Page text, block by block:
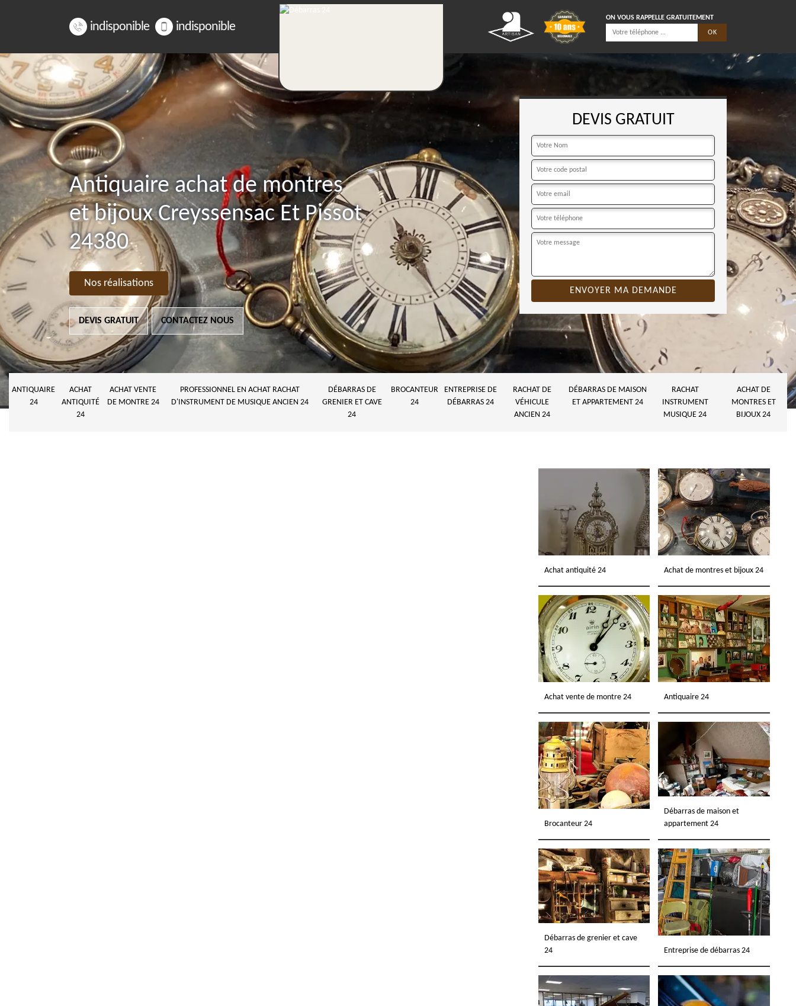
indisponible indisponible
ON VOUS RAPPELLE GRATUITEMENT
Antiquaire achat de montres
et bijoux Creyssensac Et Pissot
24380
Nos réalisations
DEVIS GRATUIT CONTACTEZ NOUS
DEVIS GRATUIT
ANTIQUAIRE
24
ACHAT
ANTIQUITÉ
24
ACHAT VENTE
DE MONTRE 24
PROFESSIONNEL EN ACHAT RACHAT
D'INSTRUMENT DE MUSIQUE ANCIEN 24
DÉBARRAS DE
GRENIER ET CAVE
24
BROCANTEUR
24
ENTREPRISE DE
DÉBARRAS 24
RACHAT DE
VÉHICULE
ANCIEN 24
DÉBARRAS DE MAISON
ET APPARTEMENT 24
RACHAT
INSTRUMENT
MUSIQUE 24
ACHAT DE
MONTRES ET
BIJOUX 24
Achat antiquité 24 Achat de montres et bijoux 24
Achat vente de montre 24 Antiquaire 24
Brocanteur 24
Débarras de maison et
appartement 24
Débarras de grenier et cave
24
Entreprise de débarras 24